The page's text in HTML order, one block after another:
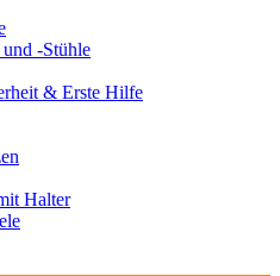
-Stühle
& Erste Hilfe
Halter